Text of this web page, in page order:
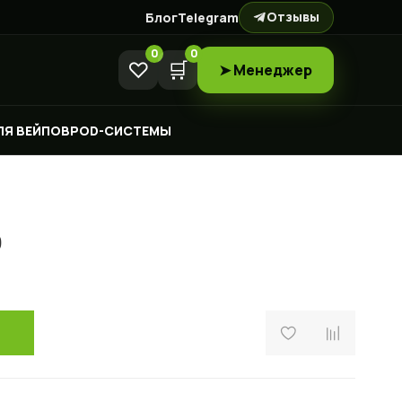
БлогTelegram Отзывы
♡
0
🛒
0
➤ Менеджер
ВЕЙПОВPOD-СИСТЕМЫ